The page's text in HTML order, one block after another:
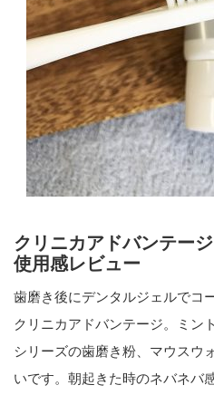
クリニカアドバンテー
使用感レビュー
歯磨き後にデンタルジェルでコ
クリニカアドバンテージ。ミン
シリーズの歯磨き粉、マウスウ
いです。朝起きた時のネバネバ